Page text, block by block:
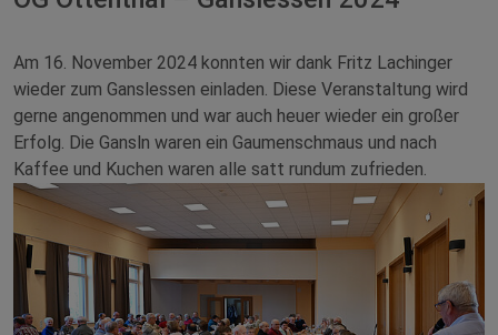
Am 16. November 2024 konnten wir dank Fritz Lachinger
wieder zum Ganslessen einladen. Diese Veranstaltung wird
gerne angenommen und war auch heuer wieder ein großer
Erfolg. Die Gansln waren ein Gaumenschmaus und nach
Kaffee und Kuchen waren alle satt rundum zufrieden.